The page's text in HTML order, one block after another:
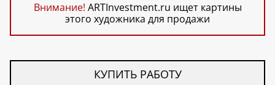
Внимание! ARTInvestment.ru ищет картины
этого художника для продажи
КУПИТЬ РАБОТУ